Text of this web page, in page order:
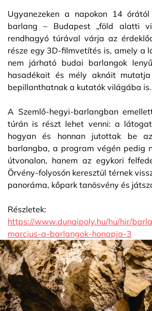
Ugyanezeken a napokon 14
barlang – Budapest „föld alatti
rendhagyó túrával várja az
része egy 3D-filmvetítés is, amely a
nem járható budai barlangok
hasadékait és mély aknáit
bepillanthatnak a kutatók világába is.
A Szemlő-hegyi-barlangban
túrán is részt lehet venni: a
hogyan és honnan jutottak be
barlangba, a program végén pedig
útvonalon, hanem az egykori
Örvény-folyosón keresztül térnek
panoráma, kőpark tanösvény és
Részletek:
https://www.dunaipoly.hu/hu/hir/
marcius-a-barlangok-honapja-3